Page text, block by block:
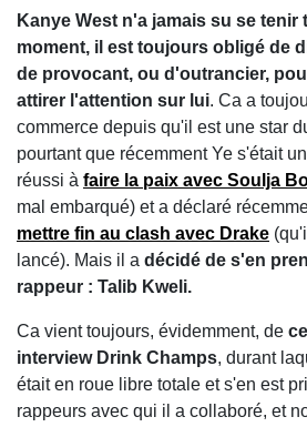
Kanye West n'a jamais su se tenir
moment, il est toujours obligé de
de provocant, ou d'outrancier,
attirer l'attention sur lui. Ca a
commerce depuis qu'il est une star
pourtant que récemment Ye s'était
réussi à faire la paix avec Soulja
mal embarqué) et a déclaré
mettre fin au clash avec Drake
lancé). Mais il a décidé de s'en
rappeur : Talib Kweli.
Ca vient toujours, évidemment, de
interview Drink Champs, durant
était en roue libre totale et s'en est
rappeurs avec qui il a collaboré, et